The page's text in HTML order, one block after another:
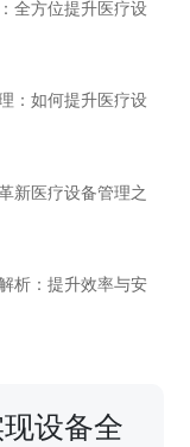
全方位提升医疗设
：如何提升医疗设
新医疗设备管理之
析：提升效率与安
设备全